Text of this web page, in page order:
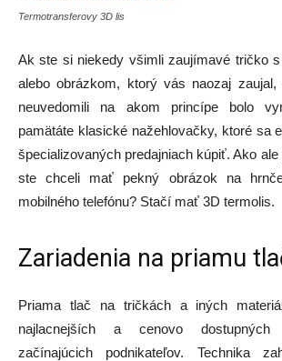
Termotransferovy 3D lis
Ak ste si niekedy všimli zaujímavé tričko s
alebo obrázkom, ktorý vás naozaj
neuvedomili na akom princípe bolo
pamätáte klasické nažehlovačky, ktoré sa
špecializovaných predajniach kúpiť. Ako
ste chceli mať pekný obrázok na
mobilného telefónu? Stačí mať 3D termolis.
Zariadenia na priamu
Priama tlač na tričkách a iných
najlacnejších a cenovo dostupných
začínajúcich podnikateľov. Technika